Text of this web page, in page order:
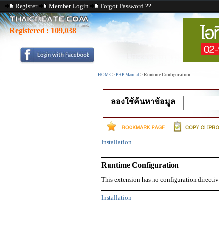
Register Member Login Forgot Password ??
Registered : 109,038
HOME > PHP Manual > Runtime Configuration
ลองใช้ค้นหาข้อมูล
Installation
Runtime Configuration
This extension has no configuration
Installation